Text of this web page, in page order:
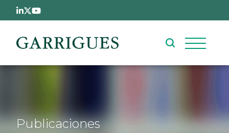
Pasar al contenido principal
Publicaciones